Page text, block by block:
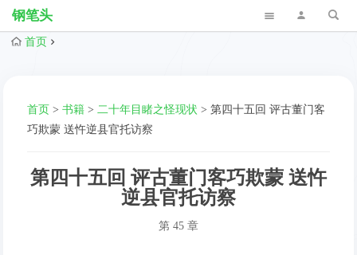
钢笔头
首页
首页 >书籍 >二十年目睹之怪现状 >第四十五回 评古董门客
巧欺蒙 送忤逆县官托访察
第四十五回 评古董门客巧欺蒙 送忤
逆县官托访察
第 45 章